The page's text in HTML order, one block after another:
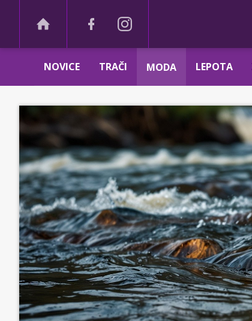
NOVICE TRAČI MODA LEPOTA